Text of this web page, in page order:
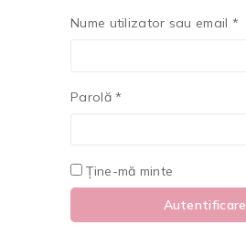
Nume utilizator sau email *
Parolă*
Ține-mă minte
Autentificare